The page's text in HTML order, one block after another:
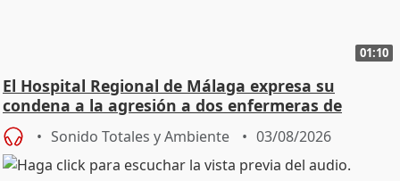
01:10
El Hospital Regional de Málaga expresa su
condena a la agresión a dos enfermeras de
Urgencias
Sonido Totales y Ambiente 03/08/2026